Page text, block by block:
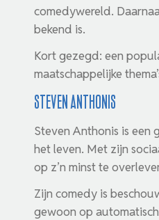
comedywereld.
bekend is.
Kort gezegd: een
maatschappelijke
Steven Anthonis
Steven Anthonis is een
het leven. Met zijn
op z’n minst te
Zijn comedy is
gewoon op